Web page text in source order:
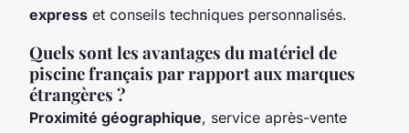
express et conseils techniques personnalisés.
Quels sont les avantages du matériel de
piscine français par rapport aux marques
étrangères ?
Proximité géographique, service après-vente